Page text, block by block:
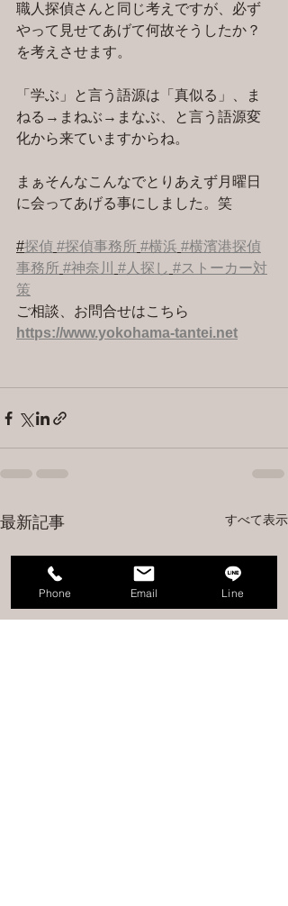
職人探偵さんと同じ考えですが、必ず
やって見せてあげて何故そうしたか？
を考えさせます。
「学ぶ」と言う語源は「真似る」、ま
ねる→まねぶ→まなぶ、と言う語源変
化から来ていますからね。
まぁそんなこんなでとりあえず月曜日
に会ってあげる事にしました。笑
#探偵 #探偵事務所 #横浜 #横濱港探偵
事務所 #神奈川 #人探し #ストーカー対
策
ご相談、お問合せはこちら
https://www.yokohama-tantei.net
最新記事 すべて表示
Phone Email Line